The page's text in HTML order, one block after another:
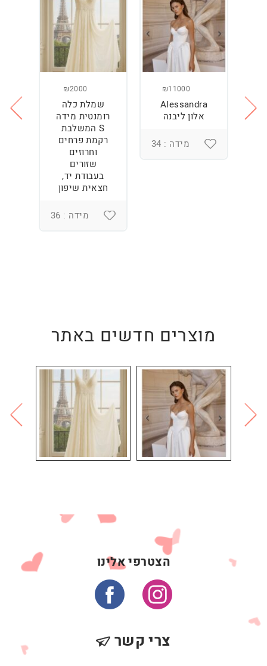
₪11000
Alessandra
אלון ליבנה
מידה : 34
₪2000
שמלת כלה
רומנטית מידה
S המשלבת
רקמת פרחים
וחרוזים
שזורים
בעבודת יד,
חצאית שיפון
מידה : 36
מוצרים חדשים באתר
הצטרפי אלינו
צרי קשר